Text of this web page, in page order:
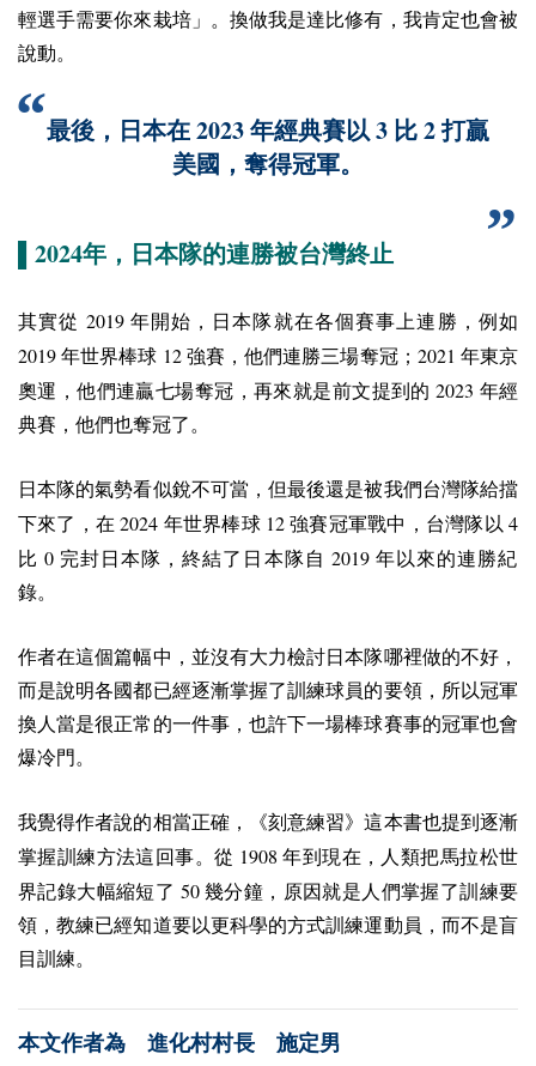
輕選手需要你來栽培」。換做我是達比修有，我肯定也會被
說動。
最後，日本在 2023 年經典賽以 3 比 2打贏
美國，奪得冠軍。
2024年，日本隊的連勝被台灣終止
其實從 2019年開始，日本隊就在各個賽事上連勝，例如
2019 年世界棒球 12 強賽，他們連勝三場奪冠； 2021 年東京
奧運，他們連贏七場奪冠，再來就是前文提到的 2023 年經
典賽，他們也奪冠了。
日本隊的氣勢看似銳不可當，但最後還是被我們台灣隊給擋
下來了，在2024 年世界棒球12強賽冠軍戰中，台灣隊以 4
比 0 完封日本隊，終結了日本隊自 2019年以來的連勝紀
錄。
作者在這個篇幅中，並沒有大力檢討日本隊哪裡做的不好，
而是說明各國都已經逐漸掌握了訓練球員的要領，所以冠軍
換人當是很正常的一件事，也許下一場棒球賽事的冠軍也會
爆冷門。
我覺得作者說的相當正確，《刻意練習》這本書也提到逐漸
掌握訓練方法這回事。從 1908 年到現在，人類把馬拉松世
界記錄大幅縮短了 50幾分鐘，原因就是人們掌握了訓練要
領，教練已經知道要以更科學的方式訓練運動員，而不是盲
目訓練。
本文作者為 進化村村長 施定男